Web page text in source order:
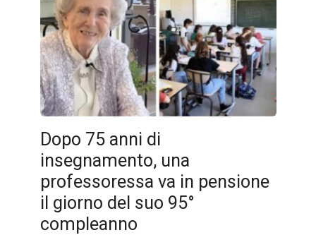
Dopo 75 anni di
insegnamento, una
professoressa va in pensione
il giorno del suo 95°
compleanno